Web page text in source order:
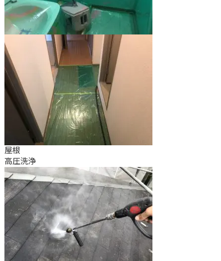
屋根
高圧洗浄